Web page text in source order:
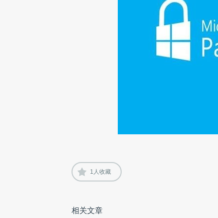
1 人收藏
相关文章